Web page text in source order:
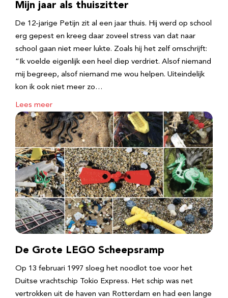
Mijn jaar als thuiszitter
De 12-jarige Petijn zit al een jaar thuis. Hij werd op school
erg gepest en kreeg daar zoveel stress van dat naar
school gaan niet meer lukte. Zoals hij het zelf omschrijft:
“Ik voelde eigenlijk een heel diep verdriet. Alsof niemand
mij begreep, alsof niemand me wou helpen. Uiteindelijk
kon ik ook niet meer zo…
Lees meer
De Grote LEGO Scheepsramp
Op 13 februari 1997 sloeg het noodlot toe voor het
Duitse vrachtschip Tokio Express. Het schip was net
vertrokken uit de haven van Rotterdam en had een lange